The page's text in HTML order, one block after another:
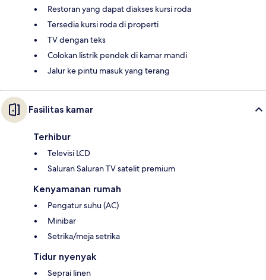
Restoran yang dapat diakses kursi roda
Tersedia kursi roda di properti
TV dengan teks
Colokan listrik pendek di kamar mandi
Jalur ke pintu masuk yang terang
Fasilitas kamar
Terhibur
Televisi LCD
Saluran Saluran TV satelit premium
Kenyamanan rumah
Pengatur suhu (AC)
Minibar
Setrika/meja setrika
Tidur nyenyak
Seprai linen